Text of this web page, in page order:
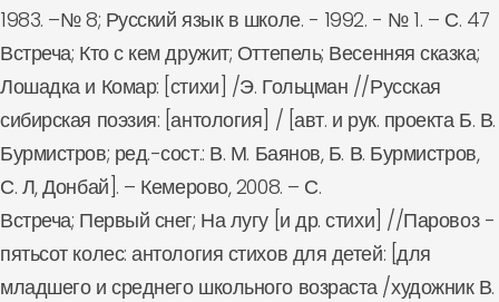
1983. –№ 8; Русский язык в школе. - 1992. - № 1. – С. 47
Встреча; Кто с кем дружит; Оттепель; Весенняя сказка;
Лошадка и Комар: [стихи] /Э. Гольцман //Русская
сибирская поэзия: [антология] / [авт. и рук. проекта Б. В.
Бурмистров; ред.-сост.: В. М. Баянов, Б. В. Бурмистров,
С. Л, Донбай]. – Кемерово, 2008. – С.
Встреча; Первый снег; На лугу [и др. стихи] //Паровоз -
пятьсот колес: антология стихов для детей: [для
младшего и среднего школьного возраста /художник В.